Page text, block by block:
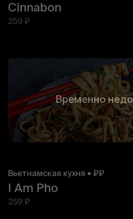
Cinnabon
259 ₽
Временно
Вьетнамская кухня • ₽₽
I Am Pho
259 ₽